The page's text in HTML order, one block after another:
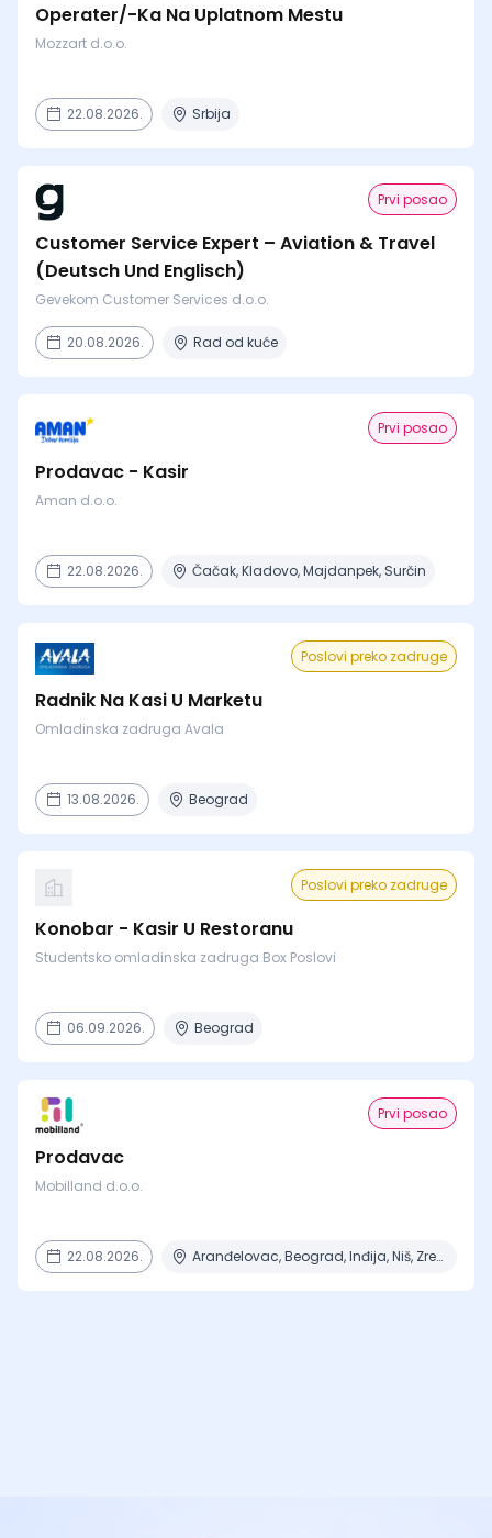
Operater/-Ka Na Uplatnom Mestu
Mozzart d.o.o.
22.08.2026. Srbija
Prvi posao
Customer Service Expert – Aviation & Travel
(Deutsch Und Englisch)
Gevekom Customer Services d.o.o.
20.08.2026. Rad od kuće
Prvi posao
Prodavac - Kasir
Aman d.o.o.
22.08.2026. Čačak, Kladovo, Majdanpek, Surčin
Poslovi preko zadruge
Radnik Na Kasi U Marketu
Omladinska zadruga Avala
13.08.2026. Beograd
Poslovi preko zadruge
Konobar - Kasir U Restoranu
Studentsko omladinska zadruga Box Poslovi
06.09.2026. Beograd
Prvi posao
Prodavac
Mobilland d.o.o.
22.08.2026. Aranđelovac, Beograd, Inđija, Niš, Zrenjanin